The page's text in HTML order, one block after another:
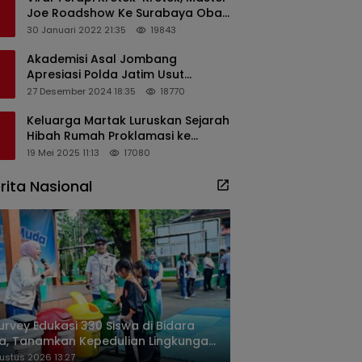
Joe Roadshow Ke Surabaya Obati
Pasien Sekaligus Edukasi
30 Januari 2022 21:35 19843
Akademisi Asal Jombang
Apresiasi Polda Jatim Usut
Dugaan Korupsi Pengisian
27 Desember 2024 18:35 18770
Keluarga Martak Luruskan Sejarah
Hibah Rumah Proklamasi ke
Soekarno
19 Mei 2025 11:13 17080
Nasional
Edukasi 330 Siswa di Bidara
Tanamkan Kepedulian Lingkungan
Dini2026 13:27